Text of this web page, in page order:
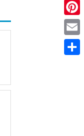
Line
Email